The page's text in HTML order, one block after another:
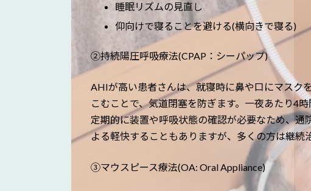
睡眠リズムの見直し
仰向けで寝ることを避ける(横向きで寝る)
②持続陽圧呼吸療法(CPAP：シーパップ)
AHIが高い患者さんは、就寝時に鼻や口にマスク
こむことで、気道閉塞を防ぎます。一夜あたり4
定期的に装置や呼吸状態の確認が必要なため、通
よる軽快することもありますが、多くの方は継続
③マウスピース療法(OA: Oral Appliance)